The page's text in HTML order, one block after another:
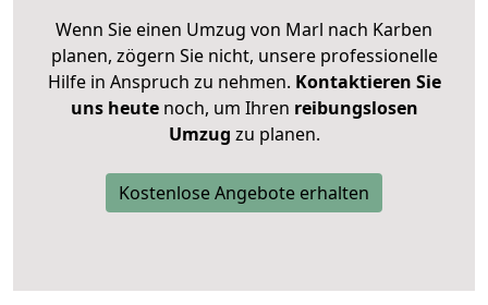
Wenn Sie einen Umzug von Marl nach Karben
planen, zögern Sie nicht, unsere professionelle
Hilfe in Anspruch zu nehmen. Kontaktieren Sie
uns heutenoch, um Ihren reibungslosen
Umzug zu planen.
Kostenlose Angebote erhalten